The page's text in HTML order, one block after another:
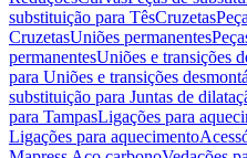
substituição para TêsCruzetas
CruzetasUniões permanentes
permanentesUniões e transições
para Uniões e transições
substituição para Juntas de
para TampasLigações para
Ligações para aquecimento